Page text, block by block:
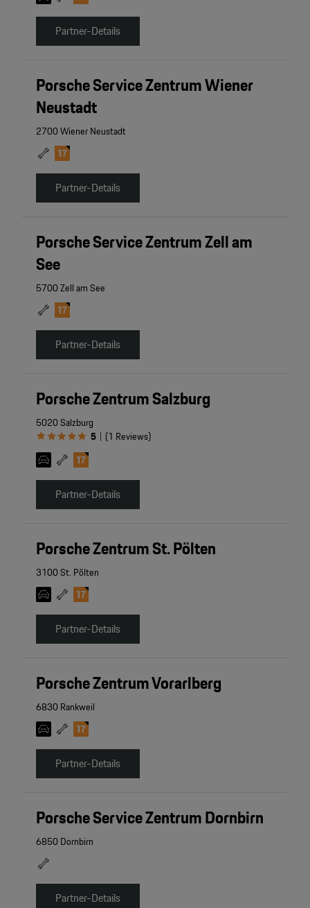
Partner-Details
Porsche Service Zentrum Wiener
Neustadt
2700 Wiener Neustadt
Partner-Details
Porsche Service Zentrum Zell am
See
5700 Zell am See
Partner-Details
Porsche Zentrum Salzburg
5020 Salzburg
5 | (1 Reviews)
Partner-Details
Porsche Zentrum St. Pölten
3100 St. Pölten
Partner-Details
Porsche Zentrum Vorarlberg
6830 Rankweil
Partner-Details
Porsche Service Zentrum Dornbirn
6850 Dornbirn
Partner-Details